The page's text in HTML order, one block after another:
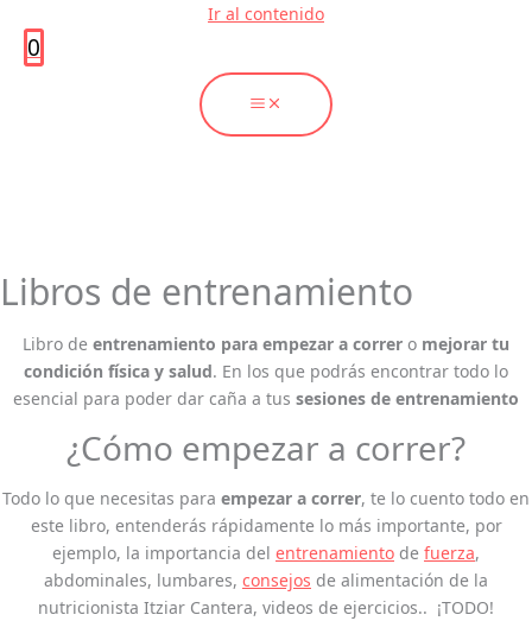
Ir al contenido
0
Libros de entrenamiento
Libro de entrenamiento para empezar a correr o mejorar tu
condición física y salud. En los que podrás encontrar todo lo
esencial para poder dar caña a tus sesiones de entrenamiento
¿Cómo empezar a correr?
Todo lo que necesitas para empezar a correr, te lo cuento todo en
este libro, entenderás rápidamente lo más importante, por
ejemplo, la importancia del entrenamiento de fuerza,
abdominales, lumbares, consejos de alimentación de la
nutricionista Itziar Cantera, videos de ejercicios.. ¡TODO!